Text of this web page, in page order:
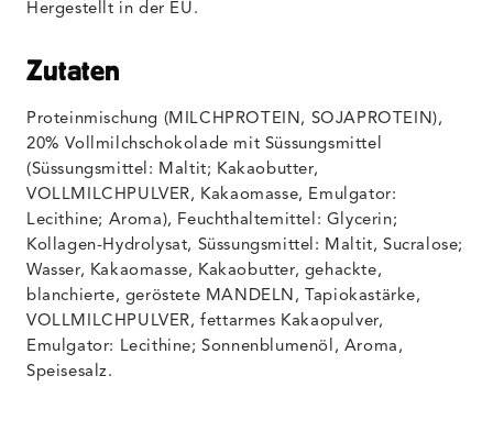
Hergestellt in der EU.
Zutaten
Proteinmischung (MILCHPROTEIN, SOJAPROTEIN),
20% Vollmilchschokolade mit Süssungsmittel
(Süssungsmittel: Maltit; Kakaobutter,
VOLLMILCHPULVER, Kakaomasse, Emulgator:
Lecithine; Aroma), Feuchthaltemittel: Glycerin;
Kollagen-Hydrolysat, Süssungsmittel: Maltit, Sucralose;
Wasser, Kakaomasse, Kakaobutter, gehackte,
blanchierte, geröstete MANDELN, Tapiokastärke,
VOLLMILCHPULVER, fettarmes Kakaopulver,
Emulgator: Lecithine; Sonnenblumenöl, Aroma,
Speisesalz.